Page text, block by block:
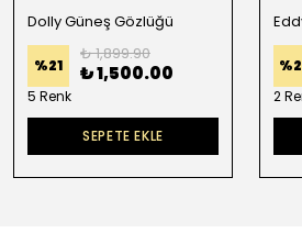
Dolly Güneş Gözlüğü
%21
₺ 1,899.90
₺ 1,500.00
5 Renk
SEPETE EKLE
%
2